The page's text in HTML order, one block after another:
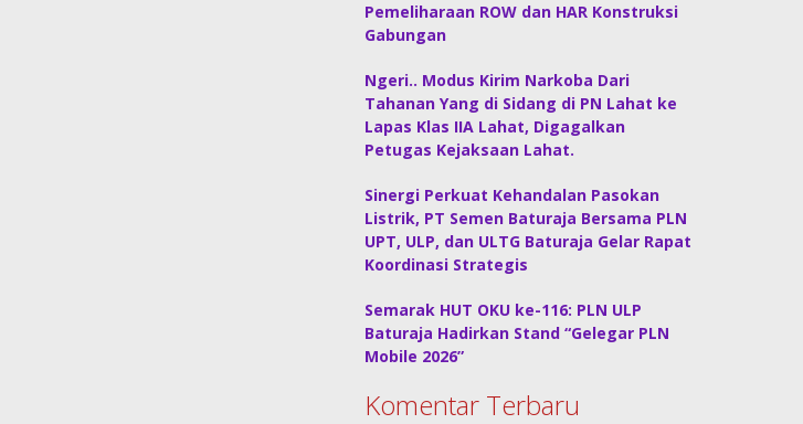
Pemeliharaan ROW dan HAR Konstruksi
Gabungan
Ngeri.. Modus Kirim Narkoba Dari
Tahanan Yang di Sidang di PN Lahat ke
Lapas Klas IIA Lahat, Digagalkan
Petugas Kejaksaan Lahat.
Sinergi Perkuat Kehandalan Pasokan
Listrik, PT Semen Baturaja Bersama PLN
UPT, ULP, dan ULTG Baturaja Gelar Rapat
Koordinasi Strategis
Semarak HUT OKU ke-116: PLN ULP
Baturaja Hadirkan Stand “Gelegar PLN
Mobile 2026”
Komentar Terbaru